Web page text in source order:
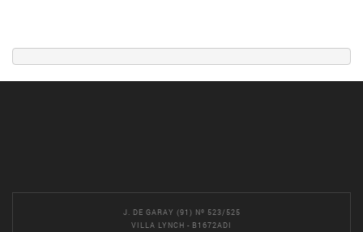
J. DE GARAY (91) Nº 523/525
VILLA LYNCH - B1672ADI